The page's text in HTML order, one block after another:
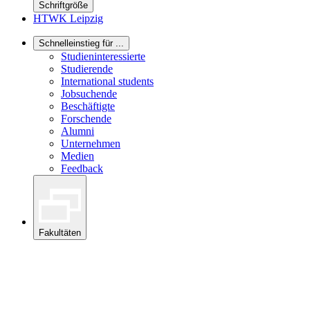
Schriftgröße
HTWK Leipzig
Schnelleinstieg für ...
Studieninteressierte
Studierende
International students
Jobsuchende
Beschäftigte
Forschende
Alumni
Unternehmen
Medien
Feedback
Fakultäten